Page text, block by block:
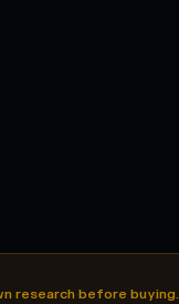
research before buying.